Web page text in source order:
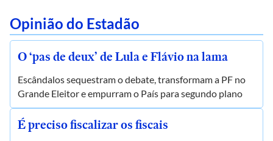
Opinião do Estadão
O ‘pas de deux’ de Lula e Flávio na lama
Escândalos sequestram o debate, transformam a PF no
Grande Eleitor e empurram o País para segundo plano
É preciso fiscalizar os fiscais